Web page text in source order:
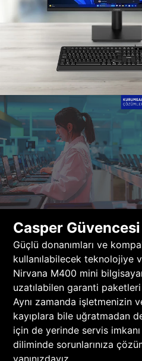
Casper Güvencesi
Güçlü donanımları ve
kullanılabilecek teknolojiye
Nirvana M400 mini
uzatılabilen garanti paketleri
Aynı zamanda işletmenizin
kayıplara bile uğratmadan
için de yerinde servis
diliminde sorunlarınıza